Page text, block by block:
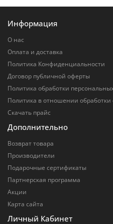
Информация
О нас
Оплата и доставка
Политика Конфиденциальности
Договор публичной оферты
Политика обработки
Политика в отношении обработки
Скачать прайс
Дополнительно
Возврат товара
Производители
Подарочные сертификаты
Партнерская программа
Акции
Карта сайта
Личный Кабинет